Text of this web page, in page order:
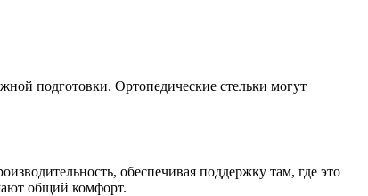
подготовки. Ортопедические стельки могут
обеспечивая поддержку там, где это
общий комфорт.